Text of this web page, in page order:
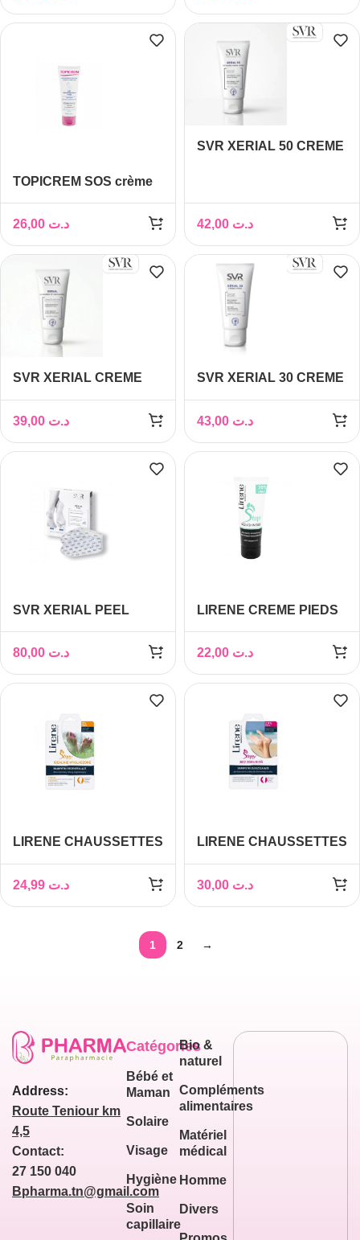
TOPICREM SOS crème
د.ت
SVR XERIAL 50 CREME
د.ت
SVR XERIAL CREME
CREVASSES 50 ML
د.ت
SVR XERIAL 30 CREME
ABIMES 50ML
د.ت
SVR XERIAL PEEL
د.ت
LIRENE CREME PIEDS
د.ت
LIRENE CHAUSSETTES
SMOOTH 3% UREA
د.ت
LIRENE CHAUSSETTES
د.ت
1 2 →
Address:
Route Teniour km
4,5
Contact:
27 150 040
Bpharma.tn@gmail.com
Catégories
Bébé et
Maman
Solaire
Visage
Hygiène
Soin
capillaire
Bio &
naturel
Compléments
alimentaires
Matériel
médical
Homme
Divers